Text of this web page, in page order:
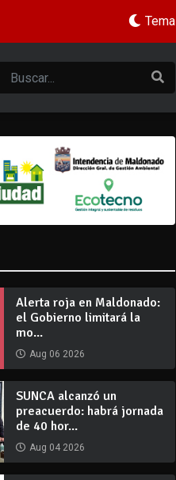
Tema
Alerta roja en Maldonado:
el Gobierno limitará la
mo...
Aug 06 2026
SUNCA alcanzó un
preacuerdo: habrá jornada
de 40 hor...
Aug 04 2026